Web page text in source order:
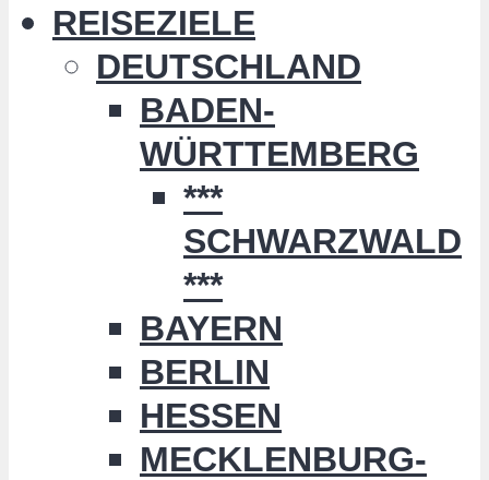
REISEZIELE
DEUTSCHLAND
BADEN-
WÜRTTEMBERG
***
SCHWARZWALD
***
BAYERN
BERLIN
HESSEN
MECKLENBURG-